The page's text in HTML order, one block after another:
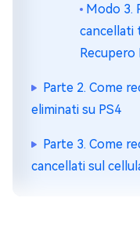
Modo 3.
cancellati
Recupero
Parte 2. Come
eliminati su PS4
Parte 3. Come
cancellati sul